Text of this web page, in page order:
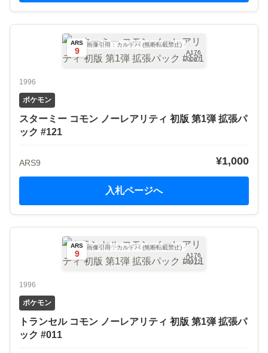
ARS
9
A176
L0067
画像引用：カルドバ (無断転載禁止)
1996
ポケモン
スターミー コモン ノーレアリティ 初版 第1弾 拡張パ
ック #121
ARS9 ¥1,000
入札ページへ
ARS
9
A176
L0072
画像引用：カルドバ (無断転載禁止)
1996
ポケモン
トランセル コモン ノーレアリティ 初版 第1弾 拡張パ
ック #011